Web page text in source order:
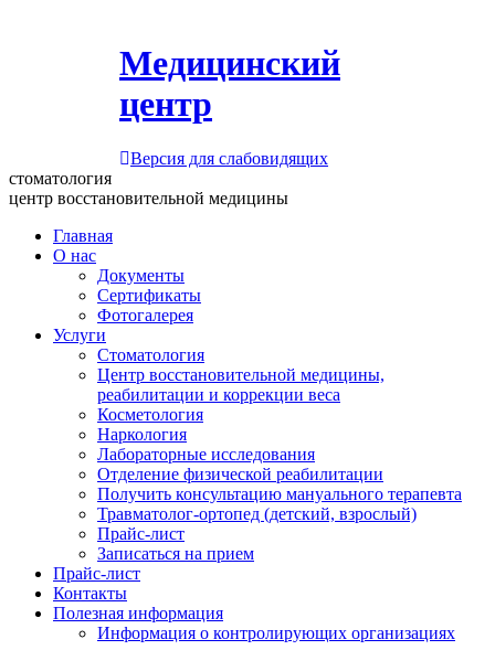
Медицинский
центр
Версия для слабовидящих
стоматология
центр восстановительной медицины
Главная
О нас
Документы
Сертификаты
Фотогалерея
Услуги
Стоматология
Центр восстановительной медицины,
реабилитации и коррекции веса
Косметология
Наркология
Лабораторные исследования
Отделение физической реабилитации
Получить консультацию мануального терапевта
Травматолог-ортопед (детский, взрослый)
Прайс-лист
Записаться на прием
Прайс-лист
Контакты
Полезная информация
Информация о контролирующих организациях